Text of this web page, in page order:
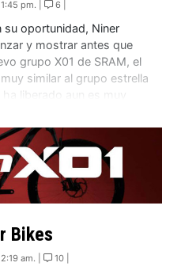
pm. | 6 |
su oportunidad, Niner
y mostrar antes que
grupo X01 de SRAM, el
similar al grupo estrella
liberado aun es muy
Bikes
am. | 10 |